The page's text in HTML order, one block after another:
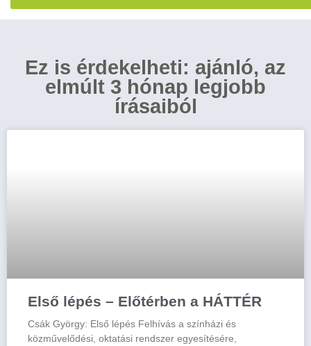
Ez is érdekelheti: ajánló, az
elmúlt 3 hónap legjobb
írásaiból
Első lépés – Előtérben a HÁTTÉR
Csák György: Első lépés Felhívás a színházi és
közművelődési, oktatási rendszer egyesítésére,